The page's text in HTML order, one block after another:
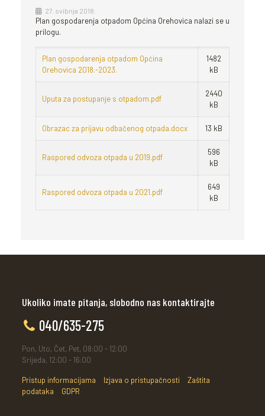
27. svibnja 2018.
Plan gospodarenja otpadom Općina Orehovica nalazi se u
prilogu.
Plan gospodarenja otpadom Općina
Orehovica 2018.-2023.
1482
kB
Uputa za postupanje s otpadom.pdf
2440
kB
Obrazac za prijavu odbačenog otpada.docx 13 kB
Raspored odvoza otpada u 2019.pdf
596
kB
Raspored odvoza otpada u 2021.pdf
649
kB
Ukoliko imate pitanja, slobodno nas kontaktirajte
040/635-275
Pon, Uto, Čet, Pet, 08:00 - 12:00
Srijeda, 12:00 - 16:00
Pristup informacijama Izjava o pristupačnosti
Zaštita
podataka
GDPR